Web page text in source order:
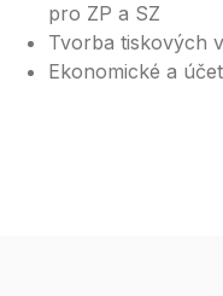
pro ZP a SZ
Tvorba tiskových
Ekonomické a